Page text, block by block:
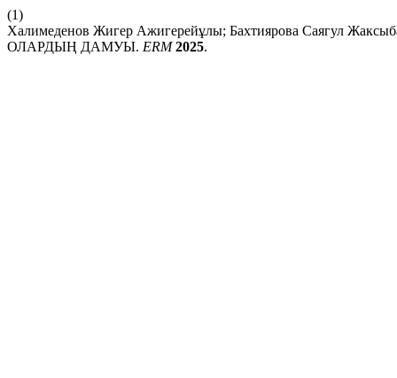
(1)
Халимеденов Жигер Ажигерейұлы; Бахтиярова Саягул
ОЛАРДЫҢ ДАМУЫ. ERM 2025.